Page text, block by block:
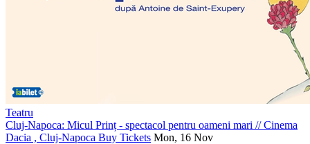
Teatru
Cluj-Napoca: Micul Prinț - spectacol pentru oameni mari //Cinema
Dacia , Cluj-Napoca Buy Tickets Mon, 16 Nov